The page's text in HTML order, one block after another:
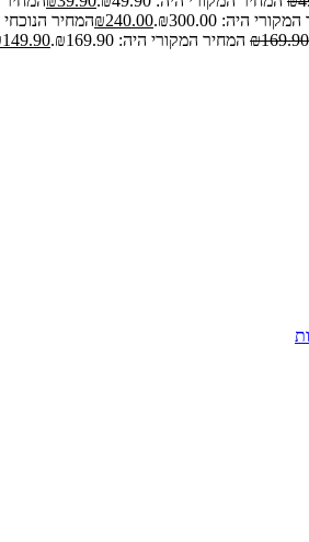
היה: ₪300.00. ₪240.00
המחיר הנוכחי הוא:
₪169.90 המחיר המקורי היה: ₪169.90. 149.90